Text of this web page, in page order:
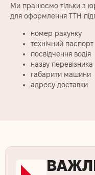
Ми працюємо тільки з
для оформлення ТТН
номер рахунку
технічний паспорт
посвідчення водія
назву перевізника
габарити машини
адресу доставки